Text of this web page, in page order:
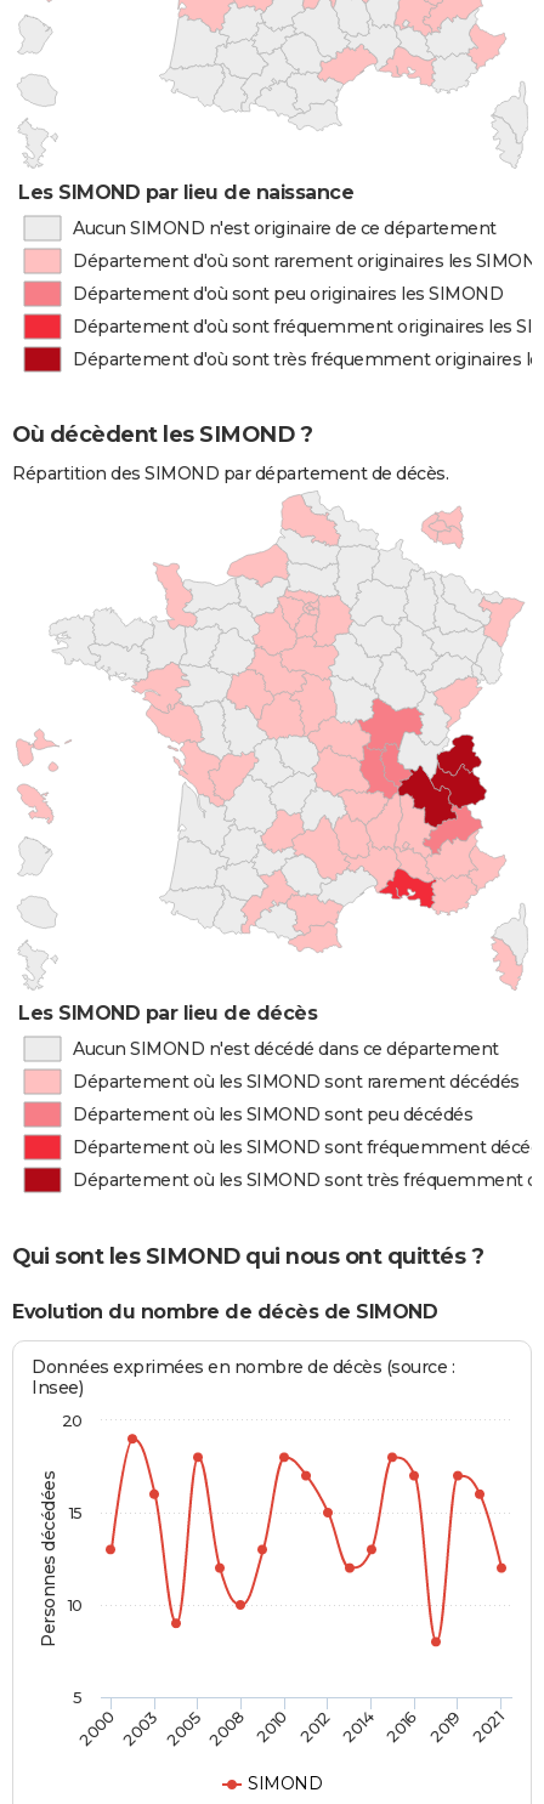
Les SIMOND par lieu de naissance
Aucun SIMOND n'est originaire de ce département
Département d'où sont rarement originaires les
Département d'où sont peu originaires les SIMOND
Département d'où sont fréquemment originaires les
Département d'où sont très fréquemment originaires
Où décèdent les SIMOND ?
Répartition des SIMOND par département de décès.
Les SIMOND par lieu de décès
Aucun SIMOND n'est décédé dans ce département
Département où les SIMOND sont rarement décédés
Département où les SIMOND sont peu décédés
Département où les SIMOND sont fréquemment
Département où les SIMOND sont très fréquemment
Qui sont les SIMOND qui nous ont quittés ?
Evolution du nombre de décès de SIMOND
Personnes décédées
Données exprimées en nombre de décès (source :
Insee)
SIMOND
2000 2003 20052008 2010 2012 2014 2016 2019 2021
5
10
15
20